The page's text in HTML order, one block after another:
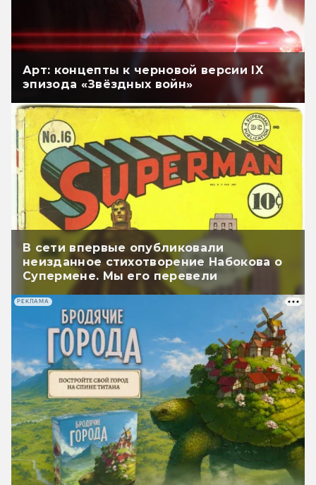
Арт: концепты к черновой версии IX
эпизода «Звёздных войн»
В сети впервые опубликовали
неизданное стихотворение Набокова о
Супермене. Мы его перевели
РЕКЛАМА